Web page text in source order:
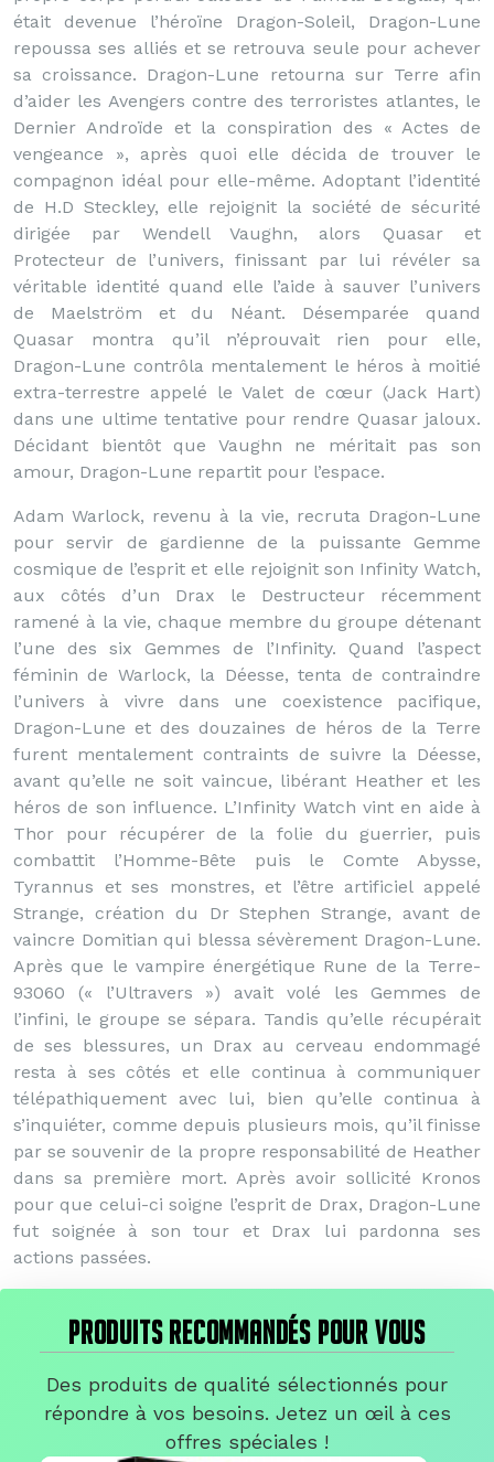
était devenue l’héroïne Dragon-Soleil, Dragon-Lune
repoussa ses alliés et se retrouva seule pour achever
sa croissance. Dragon-Lune retourna sur Terre afin
d’aider les Avengers contre des terroristes atlantes, le
Dernier Androïde et la conspiration des « Actes de
vengeance », après quoi elle décida de trouver le
compagnon idéal pour elle-même. Adoptant l’identité
de H.D Steckley, elle rejoignit la société de sécurité
dirigée par Wendell Vaughn, alors Quasar et
Protecteur de l’univers, finissant par lui révéler sa
véritable identité quand elle l’aide à sauver l’univers
de Maelström et du Néant. Désemparée quand
Quasar montra qu’il n’éprouvait rien pour elle,
Dragon-Lune contrôla mentalement le héros à moitié
extra-terrestre appelé le Valet de cœur (Jack Hart)
dans une ultime tentative pour rendre Quasar jaloux.
Décidant bientôt que Vaughn ne méritait pas son
amour, Dragon-Lune repartit pour l’espace.
Adam Warlock, revenu à la vie, recruta Dragon-Lune
pour servir de gardienne de la puissante Gemme
cosmique de l’esprit et elle rejoignit son Infinity Watch,
aux côtés d’un Drax le Destructeur récemment
ramené à la vie, chaque membre du groupe détenant
l’une des six Gemmes de l’Infinity. Quand l’aspect
féminin de Warlock, la Déesse, tenta de contraindre
l’univers à vivre dans une coexistence pacifique,
Dragon-Lune et des douzaines de héros de la Terre
furent mentalement contraints de suivre la Déesse,
avant qu’elle ne soit vaincue, libérant Heather et les
héros de son influence. L’Infinity Watch vint en aide à
Thor pour récupérer de la folie du guerrier, puis
combattit l’Homme-Bête puis le Comte Abysse,
Tyrannus et ses monstres, et l’être artificiel appelé
Strange, création du Dr Stephen Strange, avant de
vaincre Domitian qui blessa sévèrement Dragon-Lune.
Après que le vampire énergétique Rune de la Terre-
93060 (« l’Ultravers ») avait volé les Gemmes de
l’infini, le groupe se sépara. Tandis qu’elle récupérait
de ses blessures, un Drax au cerveau endommagé
resta à ses côtés et elle continua à communiquer
télépathiquement avec lui, bien qu’elle continua à
s’inquiéter, comme depuis plusieurs mois, qu’il finisse
par se souvenir de la propre responsabilité de Heather
dans sa première mort. Après avoir sollicité Kronos
pour que celui-ci soigne l’esprit de Drax, Dragon-Lune
fut soignée à son tour et Drax lui pardonna ses
actions passées.
PRODUITS RECOMMANDÉS POUR VOUS
Des produits de qualité sélectionnés pour
répondre à vos besoins. Jetez un œil à ces
offres spéciales !